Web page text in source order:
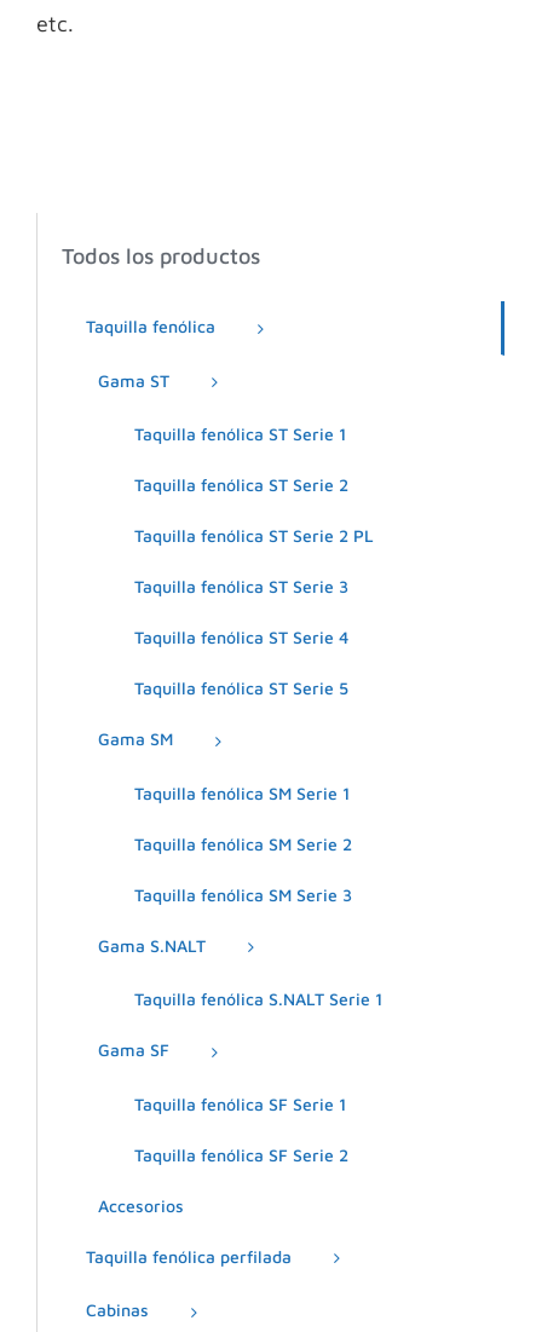
etc.
Todos los productos
Taquilla fenólica
Gama ST
Taquilla fenólica ST Serie 1
Taquilla fenólica ST Serie 2
Taquilla fenólica ST Serie 2 PL
Taquilla fenólica ST Serie 3
Taquilla fenólica ST Serie 4
Taquilla fenólica ST Serie 5
Gama SM
Taquilla fenólica SM Serie 1
Taquilla fenólica SM Serie 2
Taquilla fenólica SM Serie 3
Gama S.NALT
Taquilla fenólica S.NALT Serie 1
Gama SF
Taquilla fenólica SF Serie 1
Taquilla fenólica SF Serie 2
Accesorios
Taquilla fenólica perfilada
Cabinas